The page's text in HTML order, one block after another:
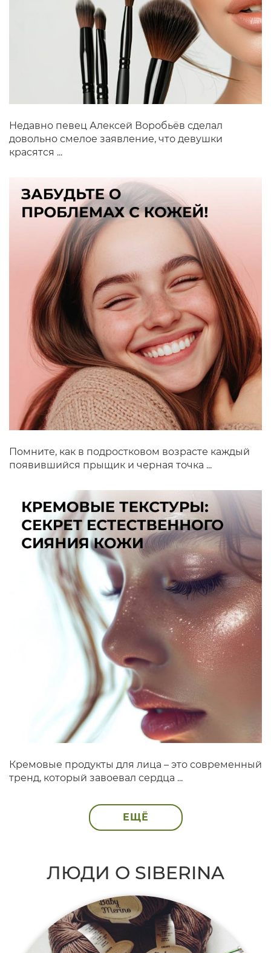
Недавно певец Алексей Воробьёв сделал
довольно смелое заявление, что девушки
красятся ...
Помните, как в подростковом возрасте каждый
появившийся прыщик и черная точка ...
Кремовые продукты для лица – это современный
тренд, который завоевал сердца ...
ЕЩЁ
ЛЮДИ О SIBERINA